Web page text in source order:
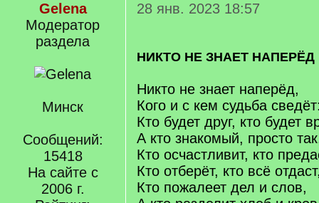
Gelena
Модератор
раздела
Минск
Сообщений:
15418
На сайте с
2006 г.
28 янв. 2023 18:57
НИКТО НЕ ЗНАЕТ НАПЕРЁД
Никто не знает наперёд,
Кого и с кем судьба
Кто будет друг, кто будет
А кто знакомый, просто
Кто осчастливит, кто
Кто отберёт, кто всё
Кто пожалеет дел и слов,